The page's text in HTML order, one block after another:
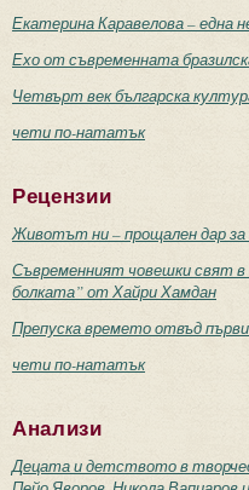
Екатерина Каравелова – една
Ехо от съвременната
Четвърт век българска
чети по-нататък
Рецензии
Животът ни – прощален дар
Съвременният човешки свят
болката” от Хайри Хамдан
Препуска времето отвъд
чети по-нататък
Анализи
Децата и детството в